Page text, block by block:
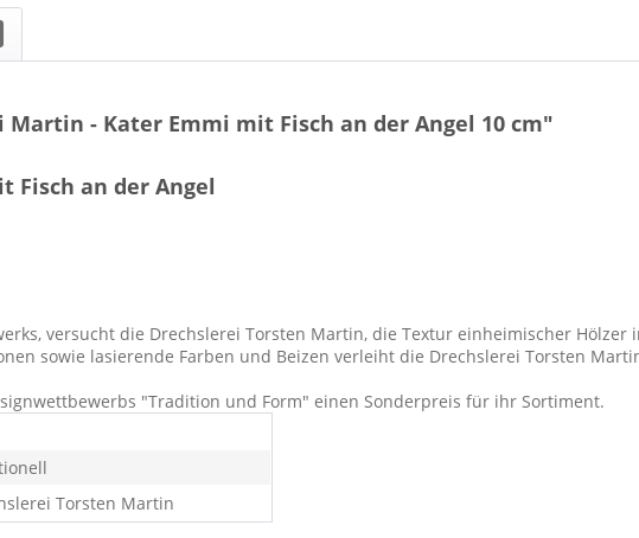
- Kater Emmi mit Fisch an der Angel 10 cm"
Fisch an der Angel
versucht die Drechslerei Torsten Martin, die Textur einheimischer Hölzer
sowie lasierende Farben und Beizen verleiht die Drechslerei Torsten
"Tradition und Form" einen Sonderpreis für ihr Sortiment.
Torsten Martin